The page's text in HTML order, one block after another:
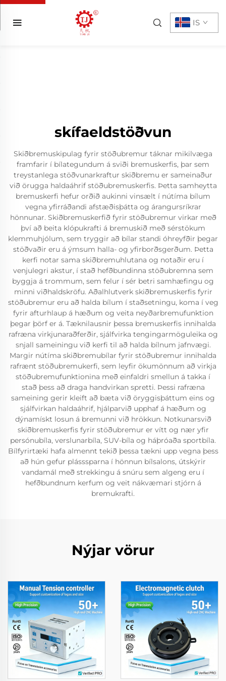
IS
skífaeldstöðvun
Skiðbremuskipulag fyrir stöðubremur táknar mikilvæga
framfarir í bílategundum á sviði bremuskerfis, þar sem
treystanlega stöðvunarkraftur skiðbremu er sameinaður
við örugga haldaáhrif stöðubremuskerfis. Þetta samheytta
bremuskerfi hefur orðið aukinni vinsælt í nútíma bílum
vegna yfirráðandi afstæðisþátta og árangursríkrar
hönnunar. Skiðbremuskerfið fyrir stöðubremur virkar með
því að beita klópukrafti á bremuskið með sérstökum
klemmuhjólum, sem tryggir að bílar standi óhreyfðir þegar
stöðvaðir eru á ýmsum halla- og yfirborðsgerðum. Þetta
kerfi notar sama skiðbremuhlutana og notaðir eru í
venjulegri akstur, í stað hefðbundinna stöðubremna sem
byggja á trommum, sem felur í sér betri samhæfingu og
minni viðhaldskröfu. Aðalhlutverk skiðbremuskerfis fyrir
stöðubremur eru að halda bílum í staðsetningu, koma í veg
fyrir afturhlaup á hæðum og veita neyðarbremufunktion
þegar þörf er á. Tæknilausnir þessa bremuskerfis innihalda
rafræna virkjunaraðferðir, sjálfvirka tengingarmöguleika og
snjall sameiningu við kerfi til að halda bílnum jafnvægi.
Margir nútíma skiðbremubílar fyrir stöðubremur innihalda
rafrænt stöðubremukerfi, sem leyfir ökumönnum að virkja
stöðubremufunktionina með einfaldri smellun á takka í
stað þess að draga handvirkan spretti. Þessi rafræna
sameining gerir kleift að bæta við öryggisþáttum eins og
sjálfvirkan haldaáhrif, hjálparvið upphaf á hæðum og
dýnamískt losun á bremunni við hrökkun. Notkunarsvið
skiðbremuskerfis fyrir stöðubremur er vítt og nær yfir
persónubíla, verslunarbíla, SUV-bíla og háþróaða sportbíla.
Bílfyrirtæki hafa almennt tekið þessa tækni upp vegna þess
að hún gefur plásssparna í hönnun bílsalons, útskýrir
vandamál með strekkingu á snúru sem algeng eru í
hefðbundnum kerfum og veit nákvæmari stjórn á
bremukrafti.
Nýjar vörur